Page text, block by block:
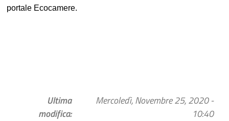
portale Ecocamere.
Ultima
modifica:
Mercoledì, Novembre 25, 2020 -
10:40